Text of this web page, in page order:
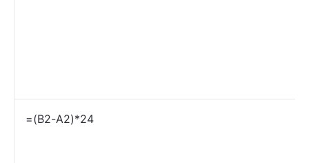
=(B2-A2)*24